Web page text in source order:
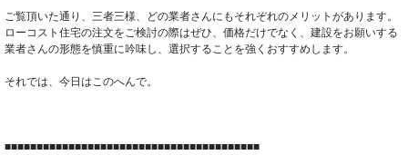
ご覧頂いた通り、三者三様、どの業者さんにもそれぞれのメリットがあります。
ローコスト住宅の注文をご検討の際はぜひ、価格だけでなく、建設をお願いする
業者さんの形態を慎重に吟味し、選択することを強くおすすめします。
それでは、今日はこのへんで。
■■■■■■■■■■■■■■■■■■■■■■■■■■■■■■■■■■■■■■■■